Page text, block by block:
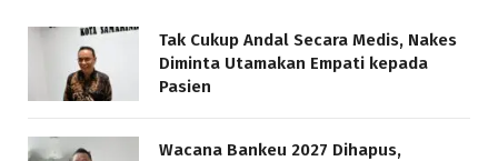
Tak Cukup Andal Secara Medis, Nakes
Diminta Utamakan Empati kepada
Pasien
Wacana Bankeu 2027 Dihapus,